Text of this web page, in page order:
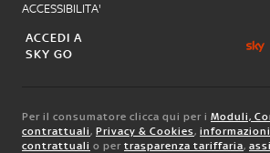
ACCESSIBILITA'
ACCEDI A
SKY GO
Per il consumatore clicca qui per i Moduli,
contrattuali, Privacy & Cookies,
contrattuali o per trasparenza tariffaria,